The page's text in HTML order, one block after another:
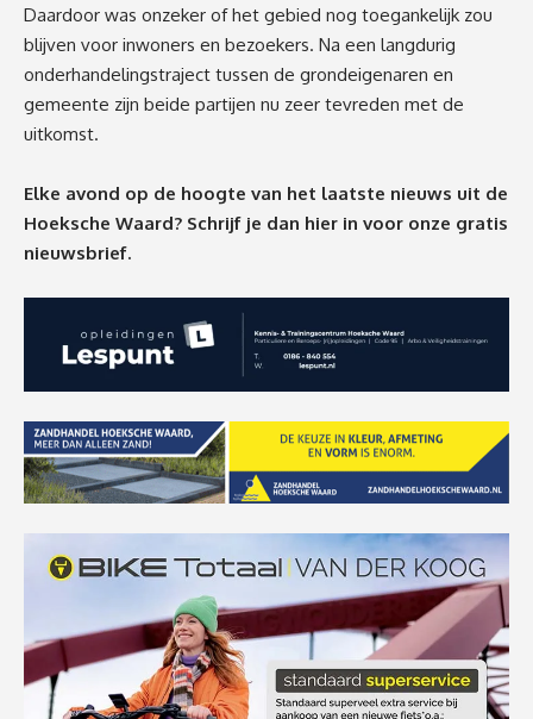
Daardoor was onzeker of het gebied nog toegankelijk zou
blijven voor inwoners en bezoekers. Na een langdurig
onderhandelingstraject tussen de grondeigenaren en
gemeente zijn beide partijen nu zeer tevreden met de
uitkomst.
Elke avond op de hoogte van het laatste nieuws uit de
Hoeksche Waard? Schrijf je dan hier in voor onze gratis
nieuwsbrief.